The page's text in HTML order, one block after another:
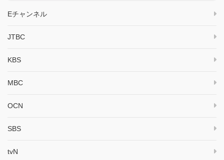
Eチャンネル
JTBC
KBS
MBC
OCN
SBS
tvN